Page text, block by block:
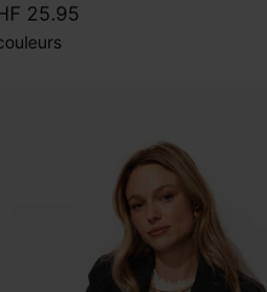
25.95
couleurs